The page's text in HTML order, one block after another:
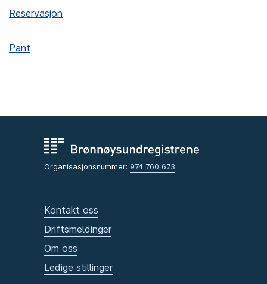
Reservasjon
Pant
Organisasjonsnummer: 974 760 673
Kontakt oss
Driftsmeldinger
Om oss
Ledige stillinger